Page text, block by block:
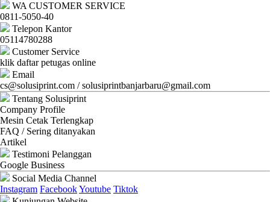
WA CUSTOMER SERVICE
0811-5050-40
Telepon Kantor
05114780288
Customer Service
klik daftar petugas online
Email
cs@solusiprint.com / solusiprintbanjarbaru@gmail.com
Tentang Solusiprint
Company Profile
Mesin Cetak Terlengkap
FAQ / Sering ditanyakan
Artikel
Testimoni Pelanggan
Google Business
Social Media Channel
Instagram FacebookYoutube Tiktok